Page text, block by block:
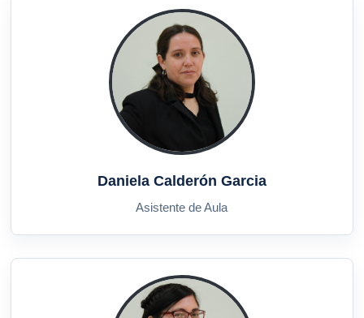
Daniela Calderón Garcia
Asistente de Aula